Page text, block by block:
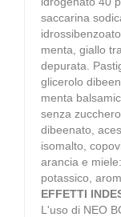
saccarina
menta, giallo
depurata.
glicerolo
menta
senza
dibeenato,
isomalto,
arancia e
potassico,
EFFETTI
L'uso di NEO